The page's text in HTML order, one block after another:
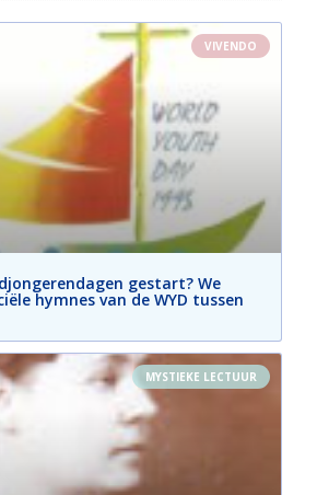
VIVENDO
gestart? We
hymnes van de WYD tussen
MYSTIEKE LECTUUR